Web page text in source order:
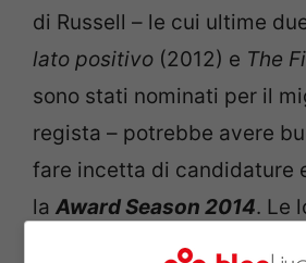
di Russell – le cui ultime
lato positivo (2012) e The
sono stati nominati per il
regista – potrebbe avere
fare incetta di candidature
la Award Season 2014. Le
soprattutto le performance